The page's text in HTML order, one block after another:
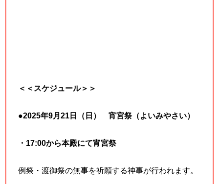
＜＜スケジュール＞＞
●2025年9月21日（日） 宵宮祭（よいみやさい）
・17:00から本殿にて宵宮祭
例祭・渡御祭の無事を祈願する神事が行われます。